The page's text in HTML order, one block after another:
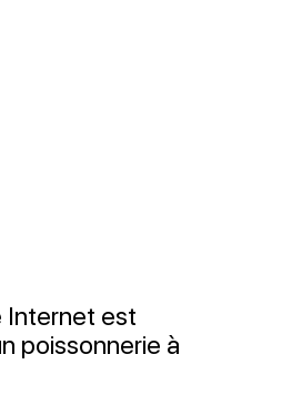
Internet est
poissonnerie à